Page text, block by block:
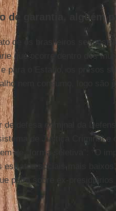
de garantia, alguém
de os brasileiros se
que ocorre dentro dos
para o Estado, os presos
nem consumo, logo são
de defesa criminal da
de Justiça Criminal e
de “forma seletiva”. “O
sociais mais
paira sobre ex-